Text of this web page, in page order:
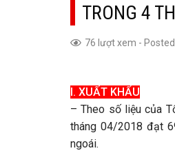
TRONG 4
76 lượt xem -
I. XUẤT KHẨU
– Theo số liệu của
tháng 04/2018 đạt
ngoái.